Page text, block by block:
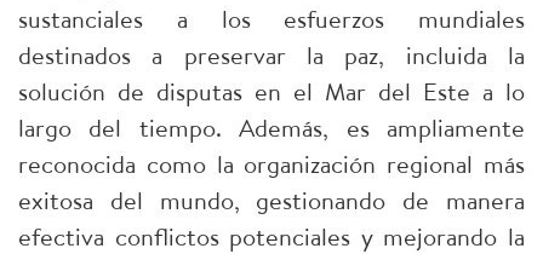
sustanciales a los esfuerzos mundiales
destinados a preservar la paz, incluida la
solución de disputas en el Mar del Este a lo
largo del tiempo. Además, es ampliamente
reconocida como la organización regional más
exitosa del mundo, gestionando de manera
efectiva conflictos potenciales y mejorando la